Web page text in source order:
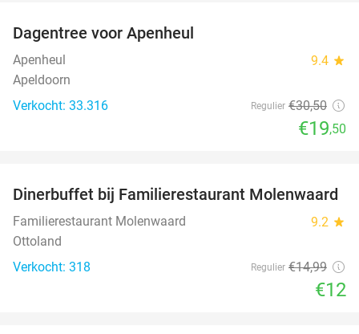
Dagentree voor Apenheul
Apenheul 9.4 star
Apeldoorn
Verkocht: 33.316
Regulier €30,50
€19,50
20%
Dinerbuffet bij Familierestaurant Molenwaard
Familierestaurant Molenwaard 9.2 star
Ottoland
Verkocht: 318
Regulier €14,99
€12